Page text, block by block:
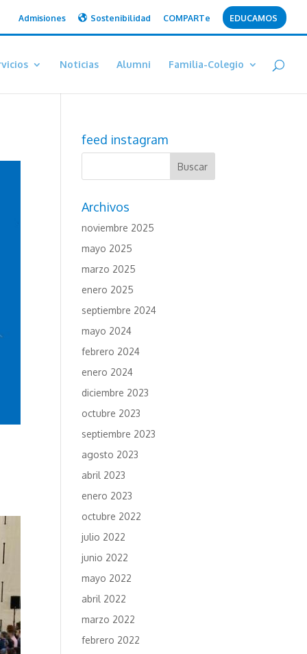
Admisiones Sostenibilidad COMPARTe EDUCAMOS
Noticias Alumni Familia-Colegio
feed instagram
Archivos
noviembre 2025
mayo 2025
marzo 2025
enero 2025
septiembre 2024
mayo 2024
febrero 2024
enero 2024
diciembre 2023
octubre 2023
septiembre 2023
agosto 2023
abril 2023
enero 2023
octubre 2022
julio 2022
junio 2022
mayo 2022
abril 2022
marzo 2022
febrero 2022